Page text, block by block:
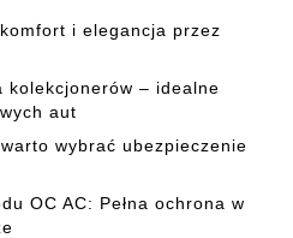
i elegancja przez
kolekcjonerów – idealne
aut
wybrać ubezpieczenie
OC AC: Pełna ochrona w